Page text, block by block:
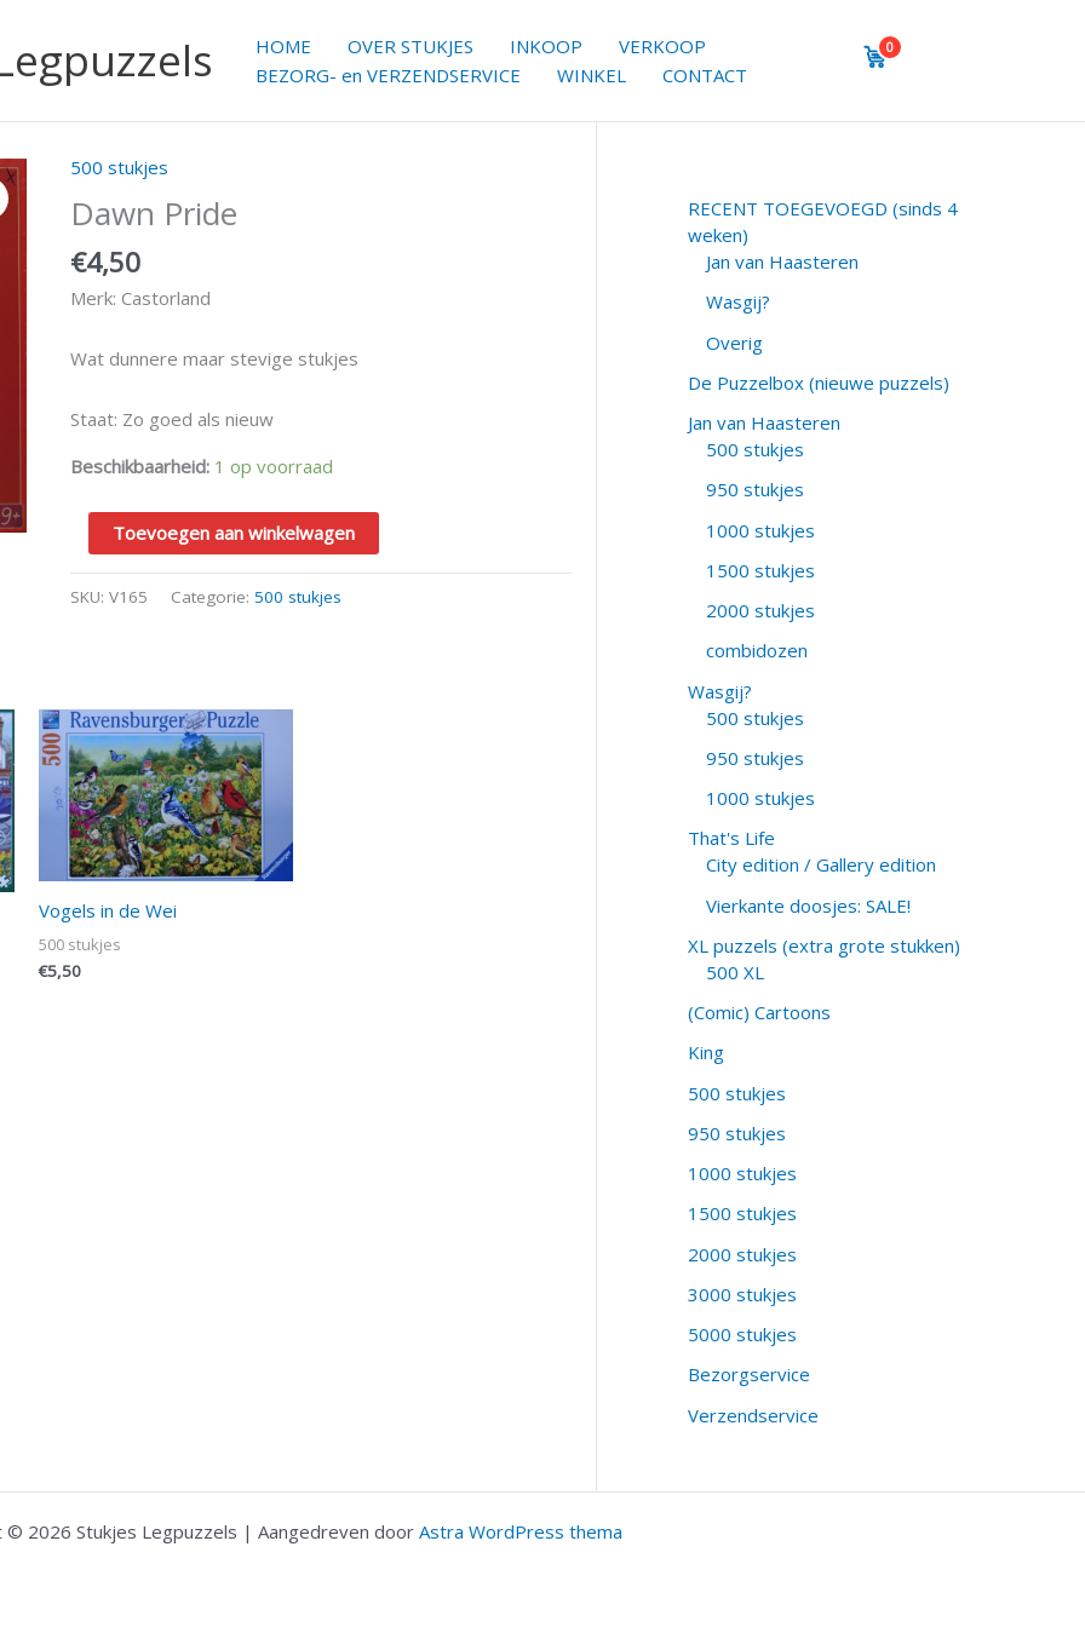
HOME OVER STUKJES INKOOP
VERKOOP
BEZORG- en VERZENDSERVICE
WINKEL CONTACT
0
500 stukjes
Dawn Pride
€4,50
Merk: Castorland
Wat dunnere maar stevige stukjes
Staat: Zo goed als nieuw
Beschikbaarheid: 1 op voorraad
Dawn
Pride
aantal
Toevoegen aan winkelwagen
SKU: V165 Categorie: 500 stukjes
Vogels in de Wei
500 stukjes
€5,50
RECENT TOEGEVOEGD (sinds 4
weken)
Jan van Haasteren
Wasgij?
Overig
De Puzzelbox (nieuwe puzzels)
Jan van Haasteren
500 stukjes
950 stukjes
1000 stukjes
1500 stukjes
2000 stukjes
combidozen
Wasgij?
500 stukjes
950 stukjes
1000 stukjes
That's Life
City edition / Gallery edition
Vierkante doosjes: SALE!
XL puzzels (extra grote stukken)
500 XL
(Comic) Cartoons
King
500 stukjes
950 stukjes
1000 stukjes
1500 stukjes
2000 stukjes
3000 stukjes
5000 stukjes
Bezorgservice
Verzendservice
© 2026 Stukjes Legpuzzels | Aangedreven doorAstra WordPress thema